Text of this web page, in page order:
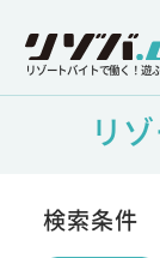
リゾートバイトで働く！遊
リ
検索条件